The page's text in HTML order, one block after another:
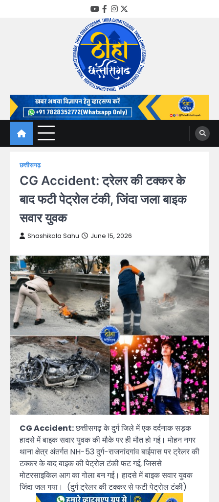
YouTube
Facebook
Instagram
Twitter
Thiha Chhattisgarh
गोठ जन-जन के
छत्तीसगढ़
CG Accident: ट्रेलर की टक्कर के
बाद फटी पेट्रोल टंकी, जिंदा जला बाइक
सवार युवक
Shashikala Sahu June 15, 2026
CG Accident:छत्तीसगढ़ के दुर्ग जिले में एक दर्दनाक सड़क
हादसे में बाइक सवार युवक की मौके पर ही मौत हो गई। मोहन नगर
थाना क्षेत्र अंतर्गत NH-53 दुर्ग-राजनांदगांव बाईपास पर ट्रेलर की
टक्कर के बाद बाइक की पेट्रोल टंकी फट गई, जिससे
मोटरसाइकिल आग का गोला बन गई। हादसे में बाइक सवार युवक
जिंदा जल गया। (दुर्ग ट्रेलर की टक्कर से फटी पेट्रोल टंकी)